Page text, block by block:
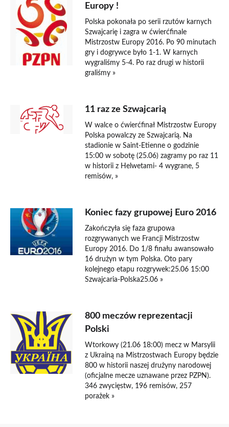
Europy !
Polska pokonała po serii rzutów karnych
Szwajcarię i zagra w ćwierćfinale
Mistrzostw Europy 2016. Po 90 minutach
gry i dogrywce było 1-1. W karnych
wygraliśmy 5-4. Po raz drugi w historii
graliśmy »
11 raz ze Szwajcarią
W walce o ćwierćfinał Mistrzostw Europy
Polska powalczy ze Szwajcarią. Na
stadionie w Saint-Etienne o godzinie
15:00 w sobotę (25.06) zagramy po raz 11
w historii z Helwetami- 4 wygrane, 5
remisów, »
Koniec fazy grupowej Euro 2016
Zakończyła się faza grupowa
rozgrywanych we Francji Mistrzostw
Europy 2016. Do 1/8 finału awansowało
16 drużyn w tym Polska. Oto pary
kolejnego etapu rozgrywek:25.06 15:00
Szwajcaria-Polska25.06 »
800 meczów reprezentacji
Polski
Wtorkowy (21.06 18:00) mecz w Marsylii
z Ukrainą na Mistrzostwach Europy będzie
800 w historii naszej drużyny narodowej
(oficjalne mecze uznawane przez PZPN).
346 zwycięstw, 196 remisów, 257
porażek »